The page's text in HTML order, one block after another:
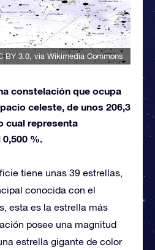
BY 3.0 , via Wikimedia Commons
constelación que ocupa
celeste, de unos 206,3
cual representa
%.
tiene unas 39 estrellas,
conocida con el
esta es la estrella más
posee una magnitud
estrella gigante de color